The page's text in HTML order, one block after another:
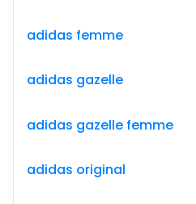
adidas femme
adidas gazelle
adidas gazelle femme
adidas original